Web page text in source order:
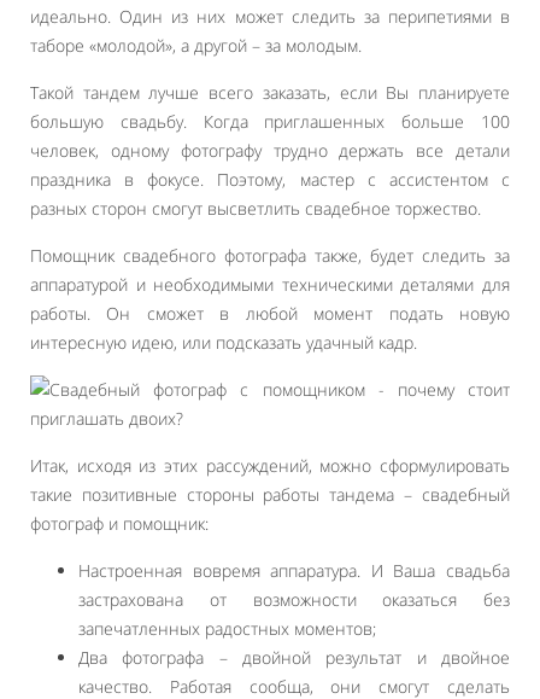
идеально. Один из них может следить за перипетиями в
таборе «молодой», а другой – за молодым.
Такой тандем лучше всего заказать, если Вы планируете
большую свадьбу. Когда приглашенных больше 100
человек, одному фотографу трудно держать все детали
праздника в фокусе. Поэтому, мастер с ассистентом с
разных сторон смогут высветлить свадебное торжество.
Помощник свадебного фотографа также, будет следить за
аппаратурой и необходимыми техническими деталями для
работы. Он сможет в любой момент подать новую
интересную идею, или подсказать удачный кадр.
Итак, исходя из этих рассуждений, можно сформулировать
такие позитивные стороны работы тандема – свадебный
фотограф и помощник:
Настроенная вовремя аппаратура. И Ваша свадьба
застрахована от возможности оказаться без
запечатленных радостных моментов;
Два фотографа – двойной результат и двойное
качество. Работая сообща, они смогут сделать